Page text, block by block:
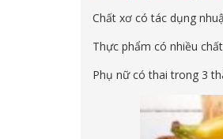
Chất xơ có tác dụng
Thực phẩm có nhiều
Phụ nữ có thai trong 3